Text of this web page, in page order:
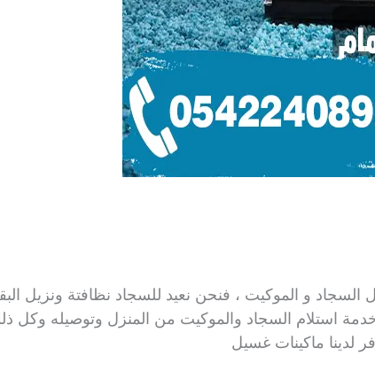
و الموكيت ، فنحن نعيد للسجاد نظافتة ونزيل
خدمة استلام السجاد والموكيت من المنزل وتوصيله
لدينا ماكينات غسيل